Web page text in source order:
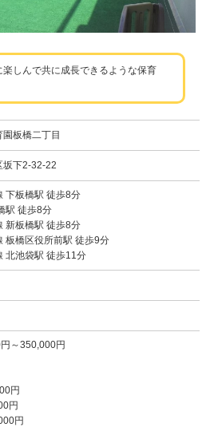
しんで共に成長できるような保育
板橋二丁目
坂下2-32-22
下板橋駅 徒歩8分
駅 徒歩8分
新板橋駅 徒歩8分
板橋区役所前駅 徒歩9分
北池袋駅 徒歩11分
円～350,000円
円
円
円